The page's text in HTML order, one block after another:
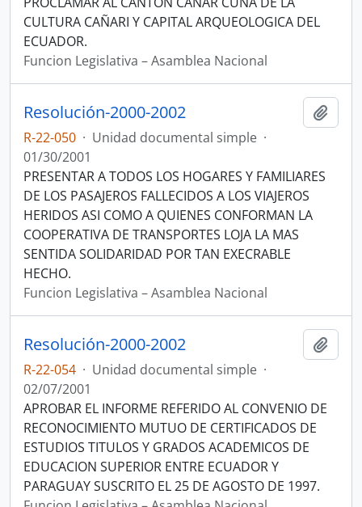
CULTURA CAÑARI Y CAPITAL ARQUEOLOGICA DEL
ECUADOR.
Funcion Legislativa – Asamblea Nacional
Resolución-2000-2002
R-22-050 · Unidad documental simple ·
01/30/2001
PRESENTAR A TODOS LOS HOGARES Y FAMILIARES
DE LOS PASAJEROS FALLECIDOS A LOS VIAJEROS
HERIDOS ASI COMO A QUIENES CONFORMAN LA
COOPERATIVA DE TRANSPORTES LOJA LA MAS
SENTIDA SOLIDARIDAD POR TAN EXECRABLE
HECHO.
Funcion Legislativa – Asamblea Nacional
Resolución-2000-2002
R-22-054 · Unidad documental simple ·
02/07/2001
APROBAR EL INFORME REFERIDO AL CONVENIO DE
RECONOCIMIENTO MUTUO DE CERTIFICADOS DE
ESTUDIOS TITULOS Y GRADOS ACADEMICOS DE
EDUCACION SUPERIOR ENTRE ECUADOR Y
PARAGUAY SUSCRITO EL 25 DE AGOSTO DE 1997.